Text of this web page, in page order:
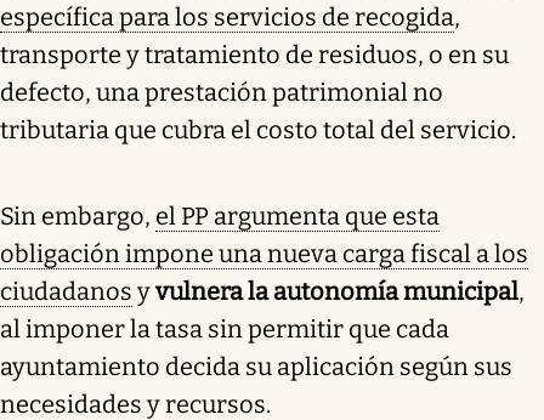
específica para los servicios de recogida,
transporte y tratamiento de residuos, o en su
defecto, una prestación patrimonial no
tributaria que cubra el costo total del servicio.
Sin embargo, el PP argumenta que esta
obligación impone una nueva carga fiscal a los
ciudadanos yvulnera la autonomía municipal,
al imponer la tasa sin permitir que cada
ayuntamiento decida su aplicación según sus
necesidades y recursos.